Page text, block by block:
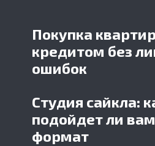
Покупка
кредитом без
ошибок
Студия сайкла:
подойдет ли
формат